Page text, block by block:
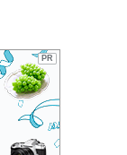
PR